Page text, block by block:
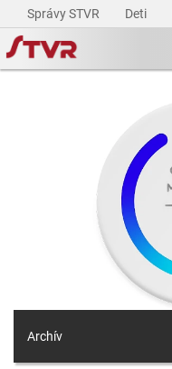
Správy STVR Deti
Archív